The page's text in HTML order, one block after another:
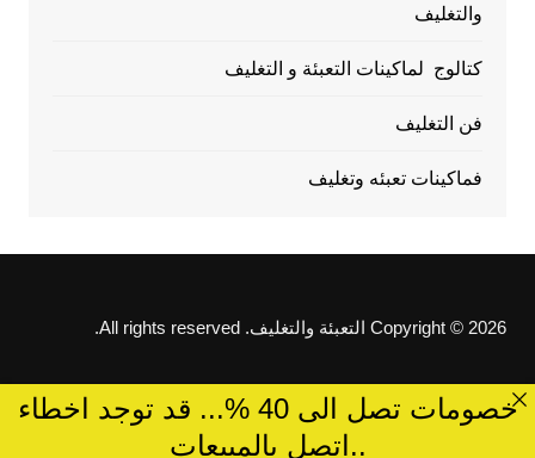
والتغليف
كتالوج لماكينات التعبئة و التغليف
فن التغليف
فماكينات تعبئه وتغليف
Copyright © 2026 التعبئة والتغليف. All rights reserved.
خصومات تصل الى 40 %... قد توجد اخطاء
..اتصل بالمبيعات